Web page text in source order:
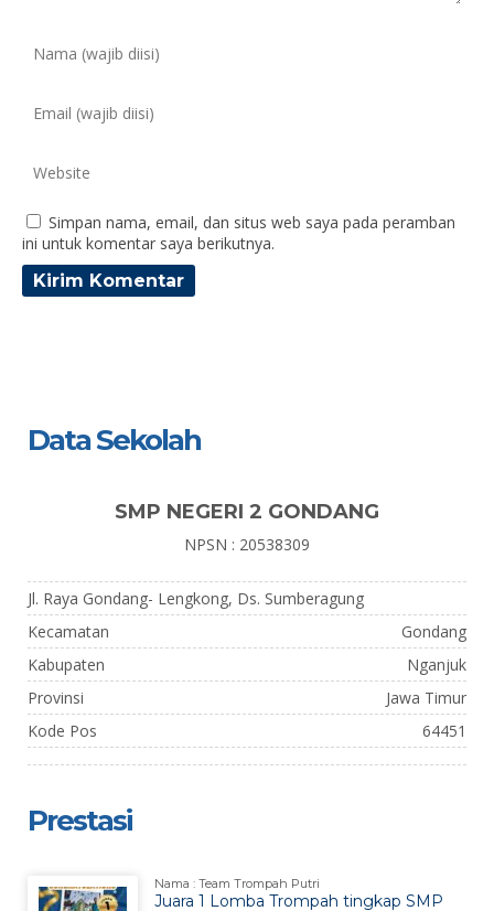
Simpan nama, email, dan situs web saya pada peramban
ini untuk komentar saya berikutnya.
Data Sekolah
SMP NEGERI 2 GONDANG
NPSN : 20538309
Jl. Raya Gondang- Lengkong, Ds. Sumberagung
Kecamatan
Gondang
Kabupaten
Nganjuk
Provinsi
Jawa Timur
Kode Pos
64451
Prestasi
Nama : Team Trompah Putri
Juara 1 Lomba Trompah tingkap SMP